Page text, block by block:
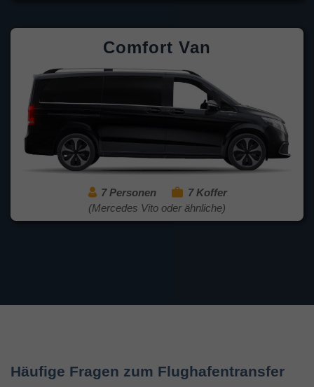
Comfort Van
7 Personen
7 Koffer
(Mercedes Vito oder ähnliche)
Häufige Fragen zum Flughafentransfer